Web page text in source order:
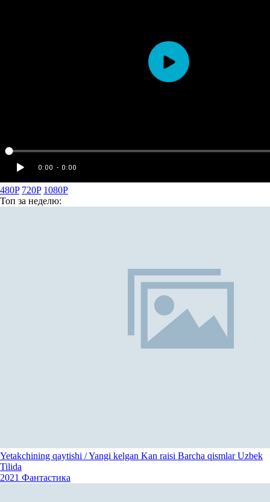
480P 720P 1080P
Топ за неделю:
Yetakchining qaytishi / Yangi kelgan Kan raisi Barcha qismlar Uzbek
Tilida
2021 Фантастика